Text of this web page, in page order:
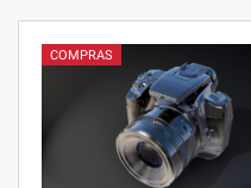
COMPRAS